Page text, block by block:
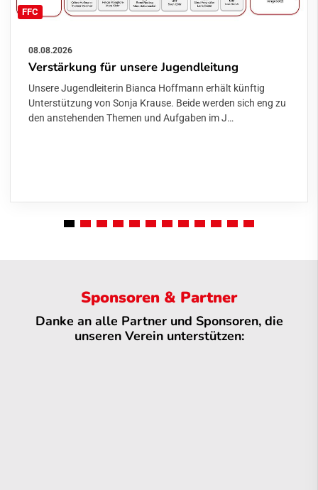
FFC
08.08.2026
Verstärkung für unsere Jugendleitung
Unsere Jugendleiterin Bianca Hoffmann erhält künftig
Unterstützung von Sonja Krause. Beide werden sich eng zu
den anstehenden Themen und Aufgaben im J…
Sponsoren & Partner
Danke an alle Partner und Sponsoren, die
unseren Verein unterstützen: